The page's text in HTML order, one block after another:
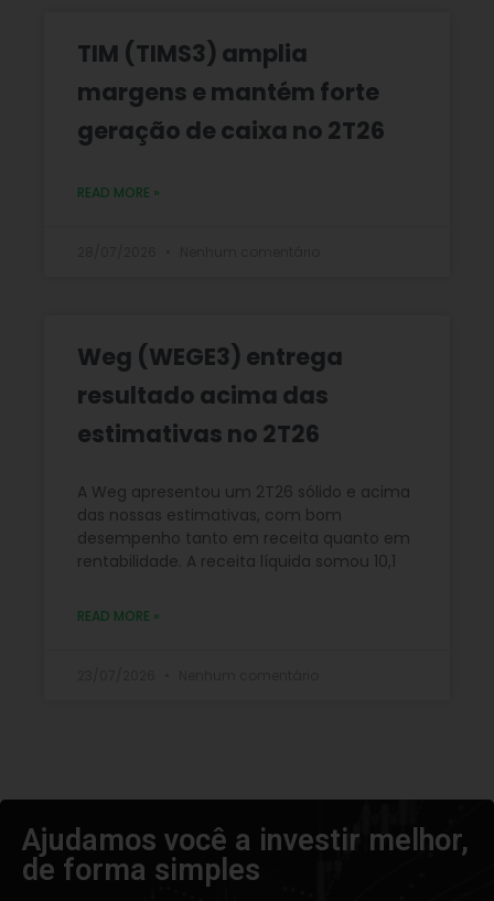
TIM (TIMS3) amplia
margens e mantém forte
geração de caixa no 2T26
READ MORE »
Weg (WEGE3) entrega
resultado acima das
estimativas no 2T26
A Weg apresentou um 2T26 sólido e acima
das nossas estimativas, com bom
desempenho tanto em receita quanto em
rentabilidade. A receita líquida somou 10,1
READ MORE »
Ajudamos você a investir melhor,
de forma simples​